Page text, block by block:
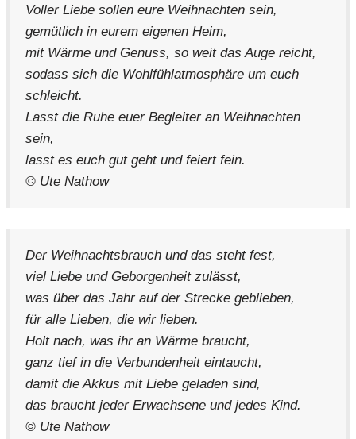
Voller Liebe sollen eure Weihnachten sein,
gemütlich in eurem eigenen Heim,
mit Wärme und Genuss, so weit das Auge reicht,
sodass sich die Wohlfühlatmosphäre um euch
schleicht.
Lasst die Ruhe euer Begleiter an Weihnachten
sein,
lasst es euch gut geht und feiert fein.
© Ute Nathow
Der Weihnachtsbrauch und das steht fest,
viel Liebe und Geborgenheit zulässt,
was über das Jahr auf der Strecke geblieben,
für alle Lieben, die wir lieben.
Holt nach, was ihr an Wärme braucht,
ganz tief in die Verbundenheit eintaucht,
damit die Akkus mit Liebe geladen sind,
das braucht jeder Erwachsene und jedes Kind.
© Ute Nathow